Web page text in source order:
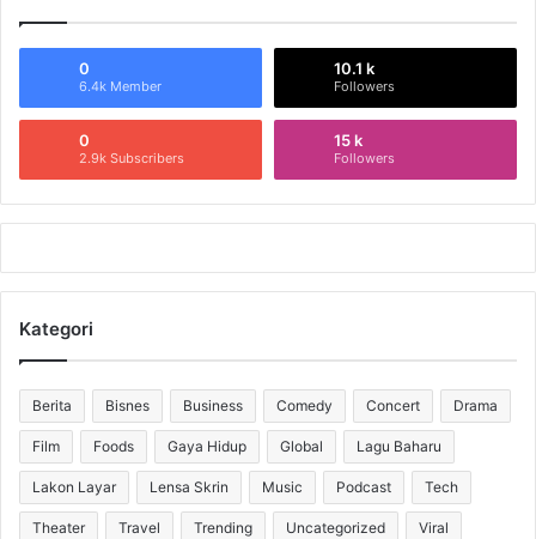
0
6.4k Member
10.1 k
Followers
0
2.9k Subscribers
15 k
Followers
Kategori
Berita Bisnes Business Comedy Concert Drama
Film Foods Gaya Hidup Global Lagu Baharu
Lakon Layar Lensa Skrin Music Podcast Tech
Theater Travel Trending Uncategorized Viral